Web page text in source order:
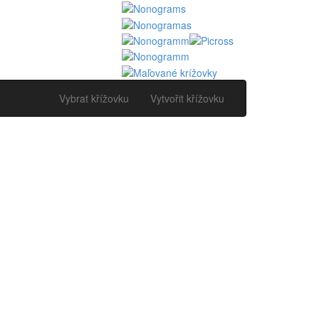
Vybrat křížovku Vytvořit křížovku